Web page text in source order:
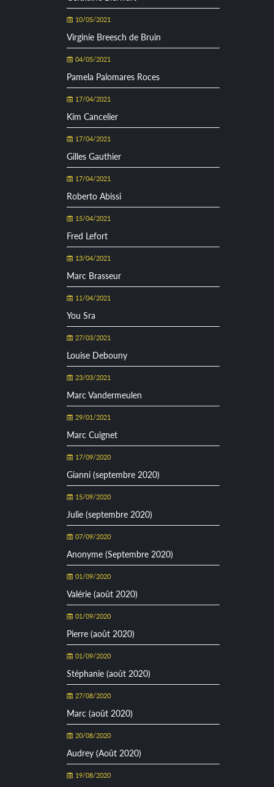
10/05/2021
Virginie Breesch de Bruin
04/05/2021
Pamela Palomares Roces
17/04/2021
Kim Cancelier
17/04/2021
Gilles Gauthier
17/04/2021
Roberto Abissi
15/04/2021
Fred Lefort
13/04/2021
Marc Brasseur
11/04/2021
You Sra
27/03/2021
Louise Debouny
23/03/2021
Marc Vandermeulen
29/01/2021
Marc Cuignet
17/09/2020
Gianni (septembre 2020)
15/09/2020
Julie (septembre 2020)
07/09/2020
Anonyme (Septembre 2020)
01/09/2020
Valérie (août 2020)
01/09/2020
Pierre (août 2020)
01/09/2020
Stéphanie (août 2020)
27/08/2020
Marc (août 2020)
20/08/2020
Audrey (Août 2020)
19/08/2020